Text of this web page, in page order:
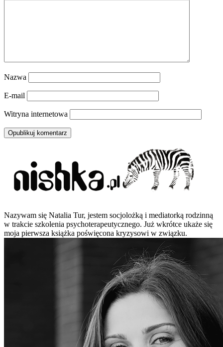
Nazwa
E-mail
Witryna internetowa
Nazywam się Natalia Tur, jestem socjolożką i mediatorką rodzinną
w trakcie szkolenia psychoterapeutycznego. Już wkrótce ukaże się
moja pierwsza książka poświęcona kryzysowi w związku.